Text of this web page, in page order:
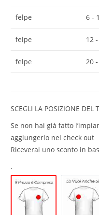
felpe 6 -
felpe 12
felpe 20
SCEGLI LA POSIZIONE DEL
Se non hai già fatto
aggiungerlo nel check out
Riceverai uno sconto in
.